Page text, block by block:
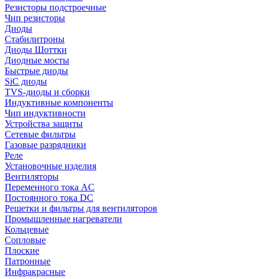
Резисторы подстроечные
Чип резисторы
Диоды
Стабилитроны
Диоды Шоттки
Диодные мосты
Быстрые диоды
SiC диоды
TVS-диоды и сборки
Индуктивные компоненты
Чип индуктивности
Устройства защиты
Сетевые фильтры
Газовые разрядники
Реле
Установочные изделия
Вентиляторы
Переменного тока AC
Постоянного тока DC
Решетки и фильтры для вентиляторов
Промышленные нагреватели
Кольцевые
Сопловые
Плоские
Патронные
Инфракрасные